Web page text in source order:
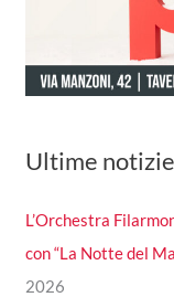
Ultime notizie
L’Orchestra
con “La Notte del
2026